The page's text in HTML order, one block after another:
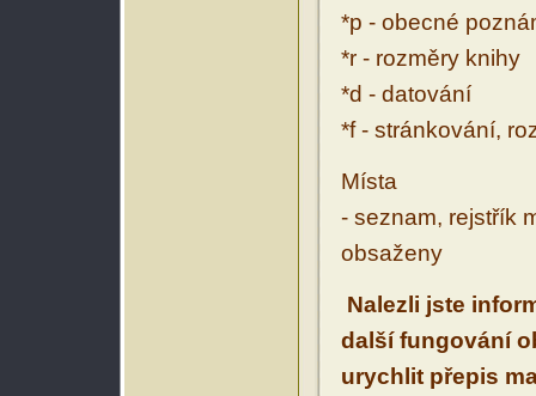
*p - obecné
*r - rozměry knihy
*d - datování
*f - stránkování,
Místa
- seznam, rejstřík
obsaženy
Nalezli jste
další fungování
urychlit přepis